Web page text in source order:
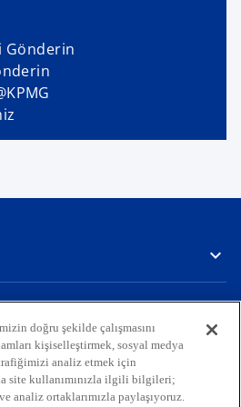
a
Gönderin
doğru şekilde çalışmasını
kişiselleştirmek, sosyal medya
analiz etmek için
site kullanımınızla ilgili bilgileri;
analiz ortaklarımızla paylaşıyoruz.